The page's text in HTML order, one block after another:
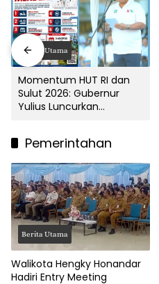
Berita Utama
Momentum HUT RI dan
Sulut 2026: Gubernur
Yulius Luncurkan
Pemerintahan
Berita Utama
Walikota Hengky Honandar
Hadiri Entry Meeting